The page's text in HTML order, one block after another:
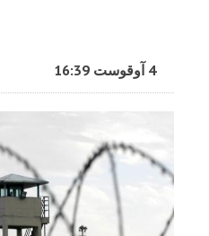
4 آوقوست 16:39